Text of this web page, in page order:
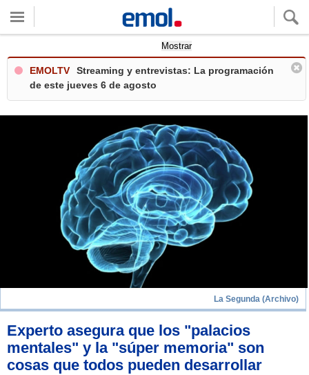
Mostrar
EMOLTV
Streaming y entrevistas: La programación
de este jueves 6 de agosto
La Segunda (Archivo)
Experto asegura que los "palacios
mentales" y la "súper memoria" son
cosas que todos pueden desarrollar